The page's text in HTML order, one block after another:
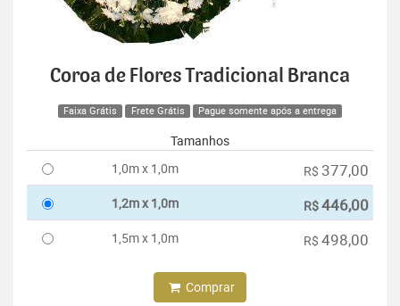
Coroa de Flores Tradicional Branca
Faixa Grátis Frete Grátis Pague somente após a entrega
Tamanhos
1,0m x 1,0m
R$ 377,00
1,2m x 1,0m R$446,00
1,5m x 1,0m R$ 498,00
Comprar